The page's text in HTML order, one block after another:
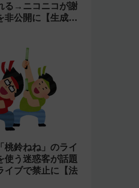
る→ニコニコが謝
非公開に【生成
桃鈴ねね」のライ
使う迷惑客が話題
ブで禁止に【法